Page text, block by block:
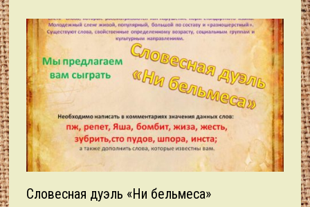
Словесная дуэль «Ни бельмеса»